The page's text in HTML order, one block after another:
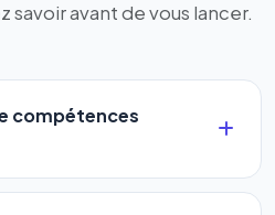
savoir avant de vous lancer.
compétences
logiciel a été conçu pour